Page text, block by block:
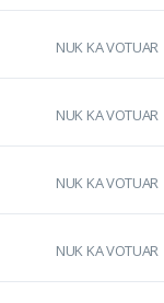
NUK KA VOTUAR
NUK KA VOTUAR
NUK KA VOTUAR
NUK KA VOTUAR